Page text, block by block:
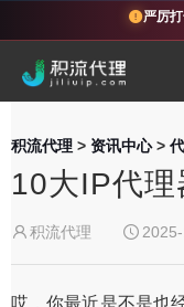
严厉
积流代理 > 资讯中心>
10大IP代
积流代理